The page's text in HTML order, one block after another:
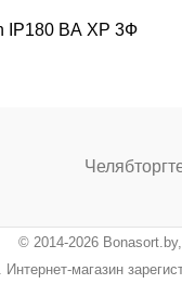
IP180 BА XP 3Ф
© 2014-2026
магазин